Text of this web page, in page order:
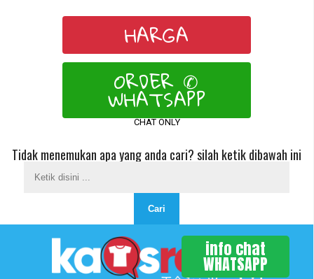
HARGA
ORDER ✆
WHATSAPP
CHAT ONLY
Tidak menemukan apa yang anda cari? silah ketik dibawah ini
info chat
WHATSAPP